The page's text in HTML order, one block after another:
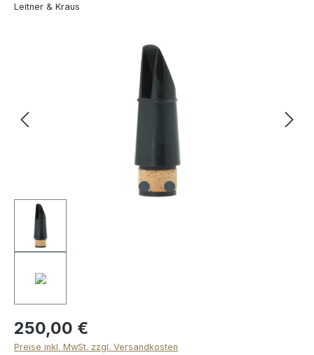
Leitner & Kraus
250,00 €
Preise inkl. MwSt. zzgl. Versandkosten